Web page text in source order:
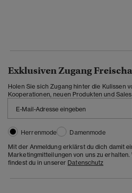
Exklusiven Zugang
Holen Sie sich Zugang hinter die Kulissen
Kooperationen, neuen Produkten und
Herrenmode
Damenmode
Mit der Anmeldung erklärst du dich damit
Marketingmitteilungen von uns zu
findest du in unserer Datenschutz